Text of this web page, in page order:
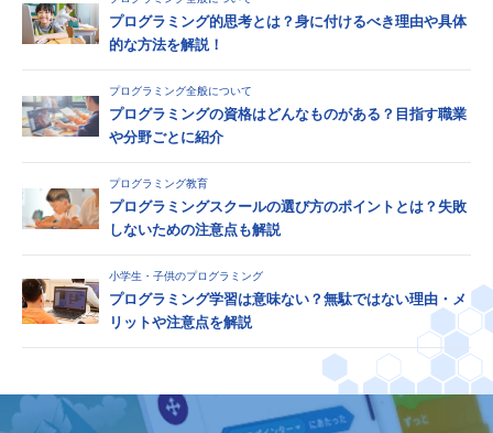
プログラミング的思考とは？身に付けるべき理由や具体
的な方法を解説！
プログラミング全般について
プログラミングの資格はどんなものがある？目指す職業
や分野ごとに紹介
プログラミング教育
プログラミングスクールの選び方のポイントとは？失敗
しないための注意点も解説
小学生・子供のプログラミング
プログラミング学習は意味ない？無駄ではない理由・メ
リットや注意点を解説